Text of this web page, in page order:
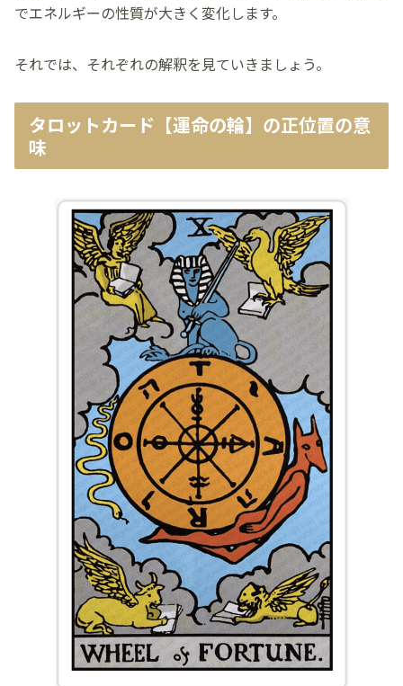
でエネルギーの性質が大きく変化します。
それでは、それぞれの解釈を見ていきましょう。
タロットカード【運命の輪】の正位置の意
味